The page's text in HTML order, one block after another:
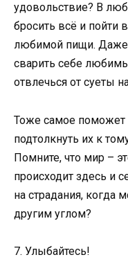
удовольствие? В
бросить всё и пойти
любимой пищи. Даже
сварить себе
отвлечься от суеты
Тоже самое
подтолкнуть их к
Помните, что мир –
происходит здесь и
на страдания, когда
другим углом?
7. Улыбайтесь!